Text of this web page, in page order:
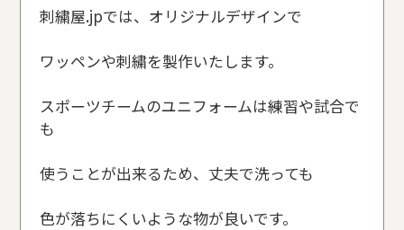
刺繍屋.jpでは、オリジナルデザインで
ワッペンや刺繍を製作いたします。
スポーツチームのユニフォームは練習や試合で
も
使うことが出来るため、丈夫で洗っても
色が落ちにくいような物が良いです。